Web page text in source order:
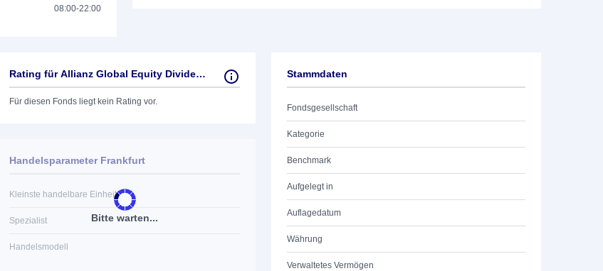
08:00-22:00
Rating für Allianz Global Equity Dividend
Für diesen Fonds liegt kein Rating vor.
Bitte warten...
Handelsparameter Frankfurt
Kleinste handelbare Einheit
Spezialist
Handelsmodell
Stammdaten
Fondsgesellschaft
Kategorie
Benchmark
Aufgelegt in
Auflagedatum
Währung
Verwaltetes Vermögen